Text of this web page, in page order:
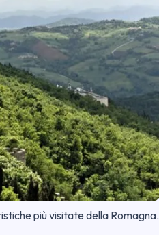
più visitate della Romagna.